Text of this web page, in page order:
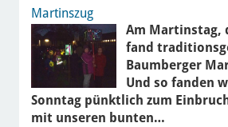
Martinszug
Am Martinstag,
fand
Baumberger
Und so fanden
Sonntag pünktlich zum
mit unseren bunten…